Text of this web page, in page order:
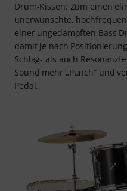
Drum-Kissen: Zum einen
unerwünschte,
einer ungedämpften Bass
damit je nach
Schlag- als auch
Sound mehr „Punch“ und
Pedal.